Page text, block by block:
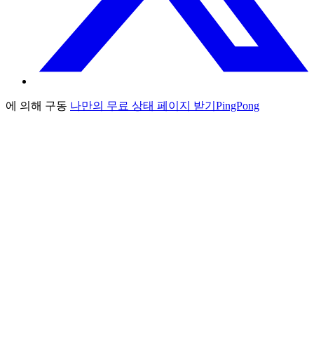
에 의해 구동 나만의 무료 상태 페이지 받기 PingPong